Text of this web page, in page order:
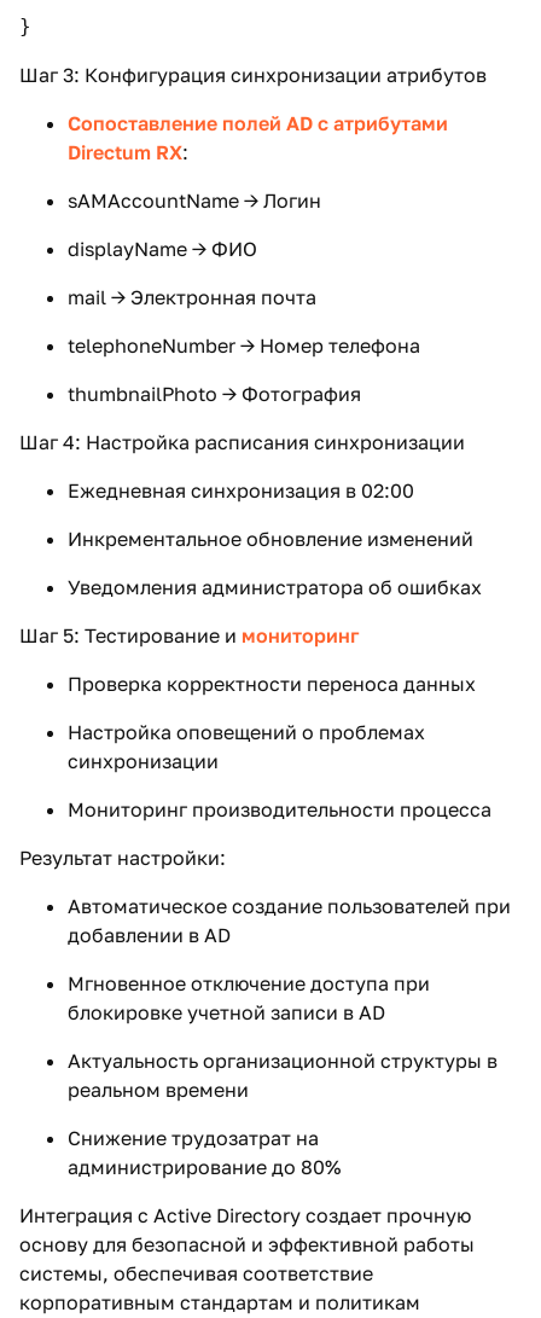
}
Шаг 3: Конфигурация синхронизации атрибутов
Сопоставление полей AD с атрибутами
Directum RX:
sAMAccountName → Логин
displayName → ФИО
mail → Электронная почта
telephoneNumber → Номер телефона
thumbnailPhoto → Фотография
Шаг 4: Настройка расписания синхронизации
Ежедневная синхронизация в 02:00
Инкрементальное обновление изменений
Уведомления администратора об ошибках
Шаг 5: Тестирование и мониторинг
Проверка корректности переноса данных
Настройка оповещений о проблемах
синхронизации
Мониторинг производительности процесса
Результат настройки:
Автоматическое создание пользователей при
добавлении в AD
Мгновенное отключение доступа при
блокировке учетной записи в AD
Актуальность организационной структуры в
реальном времени
Снижение трудозатрат на
администрирование до 80%
Интеграция с Active Directory создает прочную
основу для безопасной и эффективной работы
системы, обеспечивая соответствие
корпоративным стандартам и политикам